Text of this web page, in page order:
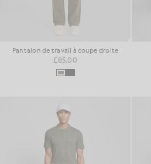
Pantalon de travail à coupe droite
£85.00